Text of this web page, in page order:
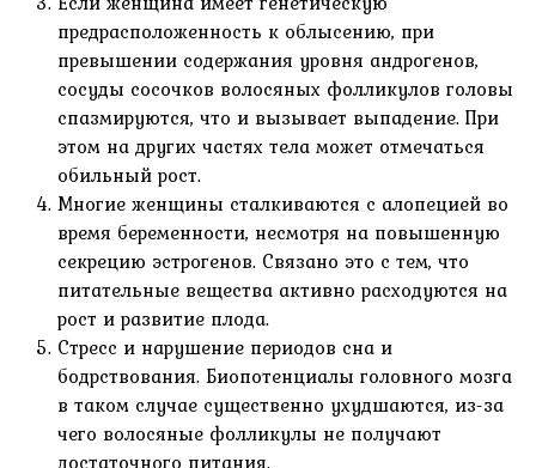
предрасположенность к облысению, при
превышении содержания уровня андрогенов,
сосуды сосочков волосяных фолликулов головы
спазмируются, что и вызывает выпадение. При
этом на других частях тела может отмечаться
обильный рост.
Многие женщины сталкиваются с алопецией во
время беременности, несмотря на повышенную
секрецию эстрогенов. Связано это с тем, что
питательные вещества активно расходуются на
рост и развитие плода.
Стресс и нарушение периодов сна и
бодрствования. Биопотенциалы головного мозга
в таком случае существенно ухудшаются, из-за
чего волосяные фолликулы не получают